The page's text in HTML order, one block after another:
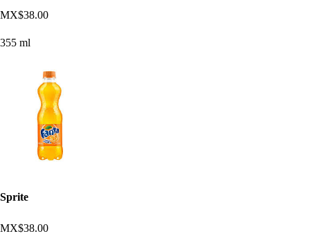
MX$38.00
355 ml
Sprite
MX$38.00